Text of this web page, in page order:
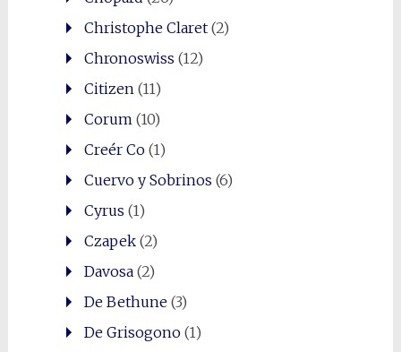
Christophe Claret(2)
Chronoswiss (12)
Citizen (11)
Corum (10)
Creér Co(1)
Cuervo y Sobrinos (6)
Cyrus (1)
Czapek(2)
Davosa(2)
De Bethune(3)
De Grisogono(1)